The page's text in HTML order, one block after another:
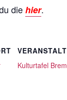
diehier.
Kulturtafel